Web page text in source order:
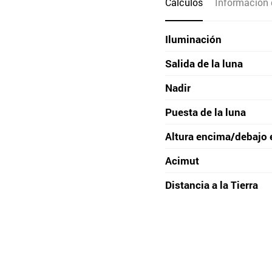
Iluminación
Salida de la luna
Nadir
Puesta de la luna
Altura encima/debajo
Acimut
Distancia a la Tierra